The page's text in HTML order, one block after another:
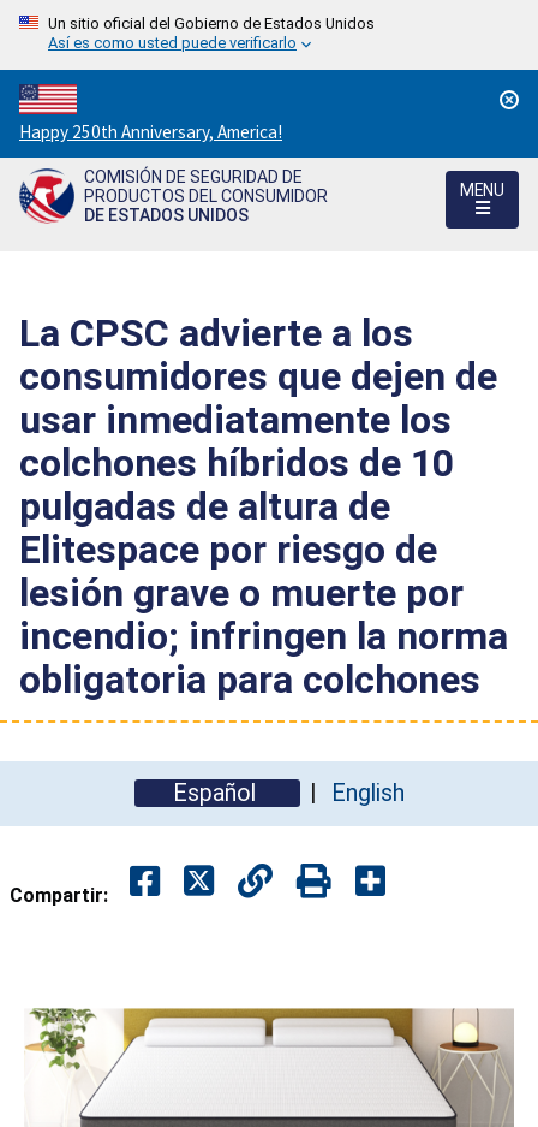
Un sitio oficial del Gobierno de Estados Unidos
Así es como usted puede verificarlo
Countdown
to
America's
250th
Happy 250th Anniversary, America!
COMISIÓN DE SEGURIDAD DE
PRODUCTOS DEL CONSUMIDOR
DE ESTADOS UNIDOS
MENU
La CPSC advierte a los
consumidores que dejen de
usar inmediatamente los
colchones híbridos de 10
pulgadas de altura de
Elitespace por riesgo de
lesión grave o muerte por
incendio; infringen la norma
obligatoria para colchones
Español English
Compartir: